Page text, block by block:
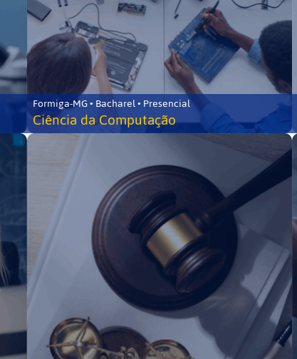
Formiga-MG • Bacharel • Presencial
Ciência da Computação